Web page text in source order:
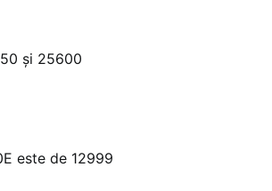
și 25600
este de 12999